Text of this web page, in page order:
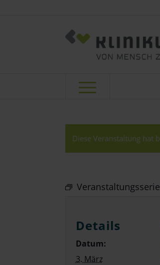
Diese Veranstaltung hat
Details
Datum:
3. März